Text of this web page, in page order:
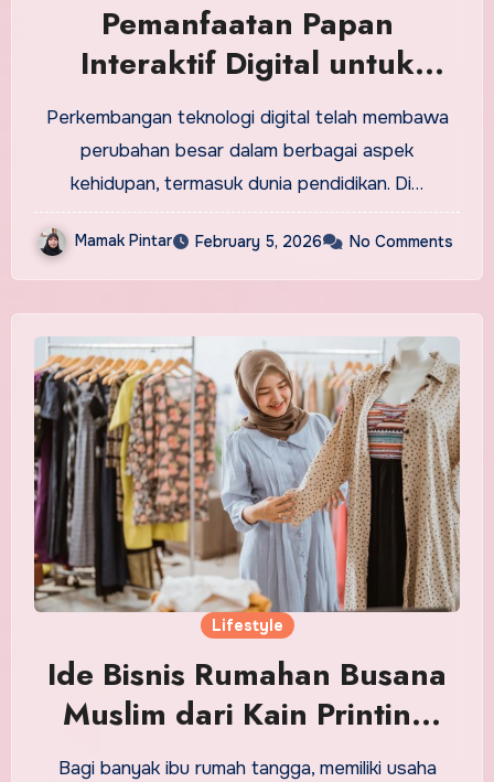
Pemanfaatan Papan
Interaktif Digital untuk
Mendukung Pembelajaran
Perkembangan teknologi digital telah membawa
perubahan besar dalam berbagai aspek
kehidupan, termasuk dunia pendidikan. Di…
Mamak Pintar February 5, 2026 No Comments
Lifestyle
Ide Bisnis Rumahan Busana
Muslim dari Kain Printing
Custom
Bagi banyak ibu rumah tangga, memiliki usaha